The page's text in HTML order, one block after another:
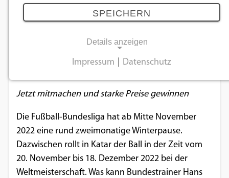
Reifen Göggel startet WM 2022-
Jetzt mitmachen und starke Preise gewinnen
Die Fußball-Bundesliga hat ab Mitte November
2022 eine rund zweimonatige Winterpause.
Dazwischen rollt in Katar der Ball in der Zeit vom
20. November bis 18. Dezember 2022 bei der
Weltmeisterschaft. Was kann Bundestrainer Hans
SPEICHERN
Details anzeigen
Notwendige Cookies ermöglichen
einwandfreie Funktion der Website
erforderlich.
Einverständnis-Cookie
Impressum Datenschutz